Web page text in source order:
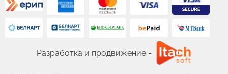
Разработка и продвижение -